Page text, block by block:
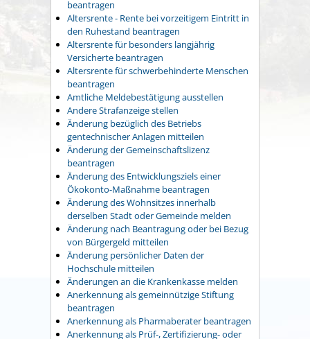
beantragen
Altersrente - Rente bei vorzeitigem Eintritt in
den Ruhestand beantragen
Altersrente für besonders langjährig
Versicherte beantragen
Altersrente für schwerbehinderte Menschen
beantragen
Amtliche Meldebestätigung ausstellen
Andere Strafanzeige stellen
Änderung bezüglich des Betriebs
gentechnischer Anlagen mitteilen
Änderung der Gemeinschaftslizenz
beantragen
Änderung des Entwicklungsziels einer
Ökokonto-Maßnahme beantragen
Änderung des Wohnsitzes innerhalb
derselben Stadt oder Gemeinde melden
Änderung nach Beantragung oder bei Bezug
von Bürgergeld mitteilen
Änderung persönlicher Daten der
Hochschule mitteilen
Änderungen an die Krankenkasse melden
Anerkennung als gemeinnützige Stiftung
beantragen
Anerkennung als Pharmaberater beantragen
Anerkennung als Prüf-, Zertifizierung- oder